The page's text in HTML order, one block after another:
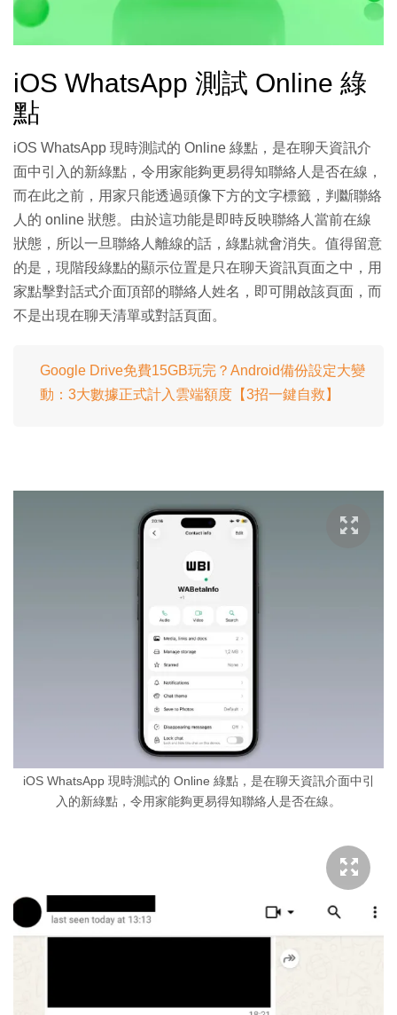
iOS WhatsApp 測試 Online 綠
點
iOS WhatsApp 現時測試的 Online 綠點，是在聊天資訊介
面中引入的新綠點，令用家能夠更易得知聯絡人是否在線，
而在此之前，用家只能透過頭像下方的文字標籤，判斷聯絡
人的 online 狀態。由於這功能是即時反映聯絡人當前在線
狀態，所以一旦聯絡人離線的話，綠點就會消失。值得留意
的是，現階段綠點的顯示位置是只在聊天資訊頁面之中，用
家點擊對話式介面頂部的聯絡人姓名，即可開啟該頁面，而
不是出現在聊天清單或對話頁面。
Google Drive免費15GB玩完？Android備份設定大變
動：3大數據正式計入雲端額度【3招一鍵自救】
iOS WhatsApp 現時測試的 Online 綠點，是在聊天資訊介面中引
入的新綠點，令用家能夠更易得知聯絡人是否在線。